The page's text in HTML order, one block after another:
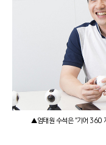
▲엄태원 수석은 "기어 360